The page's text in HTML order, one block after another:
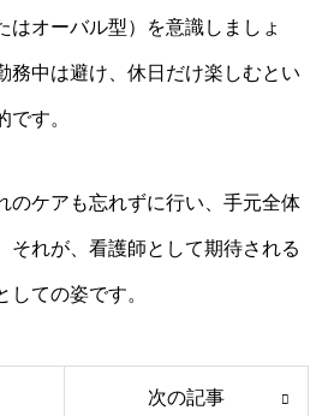
はオーバル型）を意識しましょ
務中は避け、休日だけ楽しむとい
です。
のケアも忘れずに行い、手元全体
それが、看護師として期待される
しての姿です。
次の記事